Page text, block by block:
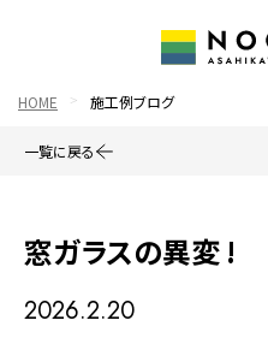
HOME 施工例ブログ
一覧に戻る
窓ガラスの異変 !
2026.2.20